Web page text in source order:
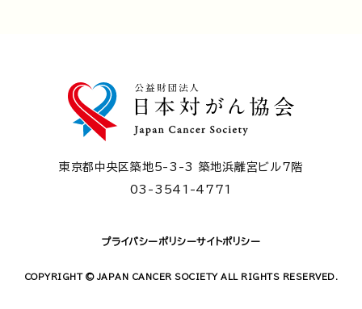
東京都中央区築地5-3-3 築地浜離宮ビル7階
03-3541-4771
プライバシーポリシーサイトポリシー
COPYRIGHT © JAPAN CANCER SOCIETY ALL RIGHTS RESERVED.